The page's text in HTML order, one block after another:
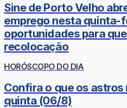
Sine de Porto Velho
emprego nesta quinta-
oportunidades para
recolocação
HORÓSCOPO DO DIA
Confira o que os astros
quinta (06/8)